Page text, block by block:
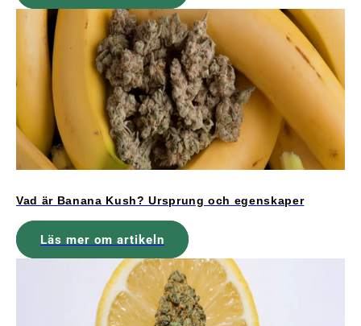
Vad är Banana Kush? Ursprung och egenskaper
Läs mer om artikeln